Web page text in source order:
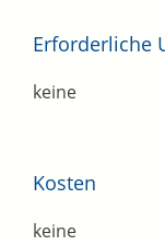
Erforderliche
keine
Kosten
keine